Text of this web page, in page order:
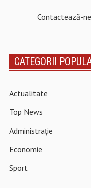
Contactează-
CATEGORII
Actualitate
Top News
Administrație
Economie
Sport